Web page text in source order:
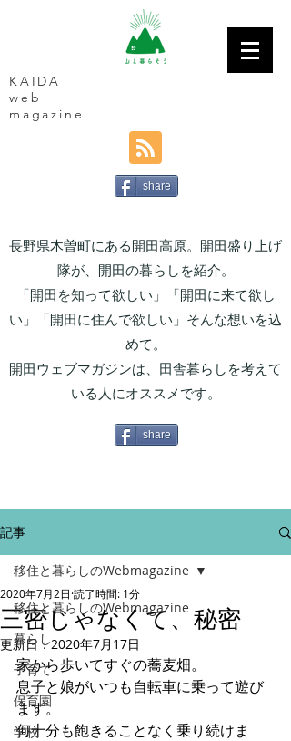
KAIDA
web
magazine
share
長野県木曽町にある開田高原。開田盛り上げ
隊が、開田の暮らしを紹介。
「開田を知って欲しい」「開田に来て欲し
い」「開田に住んで欲しい」そんな想いを込
めて。
開田ウェブマガジンは、田舎暮らしを考えて
いる人にオススメです。
share
記事
移住と暮らしのWebmagazine
暮らし
子育て
保育園
学校
移住と暮らしのWebmagazine
三密じゃなくて、秘密
2020年7月2日 読了時間: 1分
更新日：2020年7月17日
家から歩いてすぐの蕎麦畑。
息子と娘がいつも自転車に乗って遊び
ます。
何十分も飽きることなく乗り続けま